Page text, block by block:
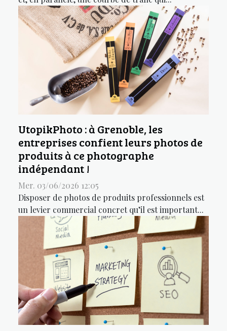
UtopikPhoto : à Grenoble, les
entreprises confient leurs photos de
produits à ce photographe
indépendant !
Mer. 03/06/2026 12:05
Disposer de photos de produits professionnels est
un levier commercial concret qu’il est important...